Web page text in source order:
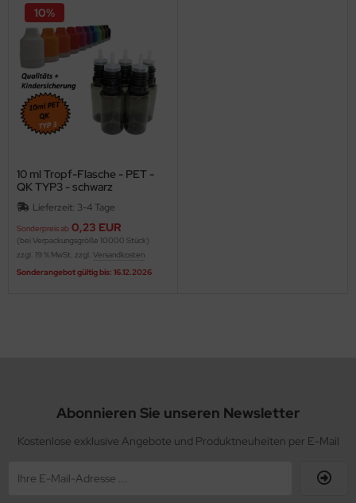
10 ml Tropf-Flasche - PET -
QK TYP3 - schwarz
Lieferzeit: 3-4 Tage
Sonderpreis ab 0,23 EUR
10%
(bei Verpackungsgröße 10000 Stück)
zzgl. 19 % MwSt. zzgl. Versandkosten
Sonderangebot gültig bis: 16.12.2026
Abonnieren Sie unseren Newsletter
Kostenlose exklusive Angebote und Produktneuheiten per E-Mail